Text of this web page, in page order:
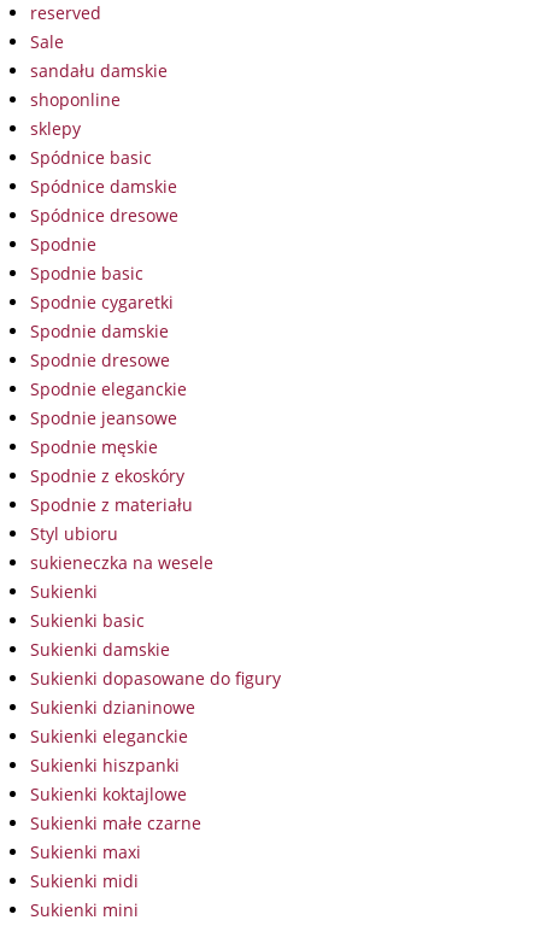
reserved
Sale
sandału damskie
shoponline
sklepy
Spódnice basic
Spódnice damskie
Spódnice dresowe
Spodnie
Spodnie basic
Spodnie cygaretki
Spodnie damskie
Spodnie dresowe
Spodnie eleganckie
Spodnie jeansowe
Spodnie męskie
Spodnie z ekoskóry
Spodnie z materiału
Styl ubioru
sukieneczka na wesele
Sukienki
Sukienki basic
Sukienki damskie
Sukienki dopasowane do figury
Sukienki dzianinowe
Sukienki eleganckie
Sukienki hiszpanki
Sukienki koktajlowe
Sukienki małe czarne
Sukienki maxi
Sukienki midi
Sukienki mini